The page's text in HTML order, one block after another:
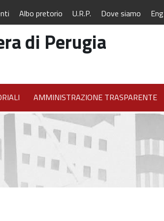
Albo pretorio U.R.P. Dove siamo Eng
di Perugia
AMMINISTRAZIONE TRASPARENTE